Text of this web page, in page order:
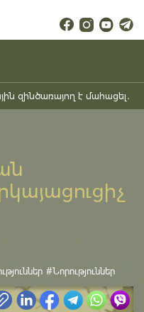
զինծառայող է մահացել․
#Նորություններ